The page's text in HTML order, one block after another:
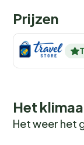
Prijzen
Het
Het weer het